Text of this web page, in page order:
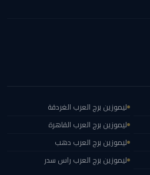
ليموزين برج العرب الغردقة
ليموزين برج العرب القاهرة
ليموزين برج العرب دهب
ليموزين برج العرب راس سدر